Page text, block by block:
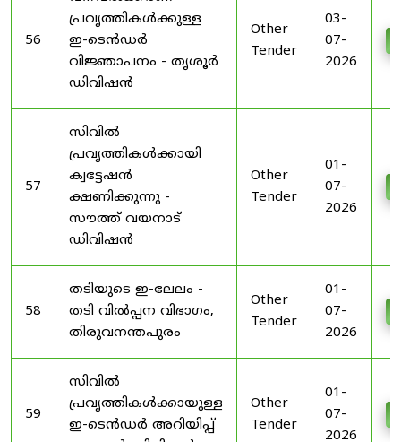
56
പ്രവൃത്തികൾക്കുള്ള
ഇ-ടെൻഡർ
വിജ്ഞാപനം - തൃശൂർ
ഡിവിഷൻ
Other
Tender
03-
07-
2026
57
സിവിൽ
പ്രവൃത്തികൾക്കായി
ക്വട്ടേഷൻ
ക്ഷണിക്കുന്നു -
സൗത്ത് വയനാട്
ഡിവിഷൻ
Other
Tender
01-
07-
2026
58
തടിയുടെ ഇ-ലേലം -
തടി വിൽപ്പന വിഭാഗം,
തിരുവനന്തപുരം
Other
Tender
01-
07-
2026
59
സിവിൽ
പ്രവൃത്തികൾക്കായുള്ള
ഇ-ടെൻഡർ അറിയിപ്പ്
Other
Tender
01-
07-
2026